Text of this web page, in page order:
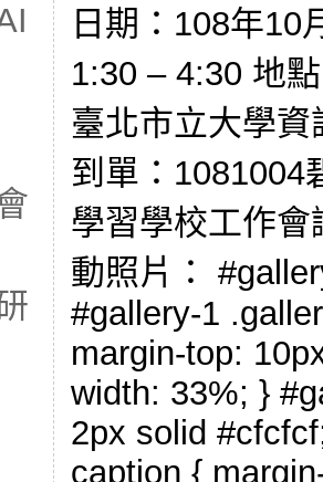
日期：108年10
1:30 – 4:30 地
臺北市立大學
到單：1081004
學習學校工作
動照片：
#gallery-1
margin-top:
width: 33%; }
2px solid
caption {